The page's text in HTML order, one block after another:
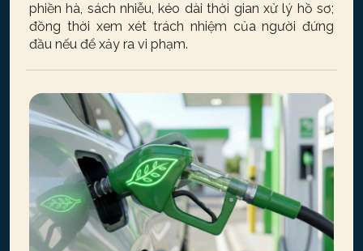
phiền hà, sách nhiễu, kéo dài thời gian xử lý hồ sơ;
đồng thời xem xét trách nhiệm của người đứng
đầu nếu để xảy ra vi phạm.